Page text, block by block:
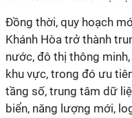
Đồng thời, quy hoạch
Khánh Hòa trở thành
nước, đô thị thông
khu vực, trong đó ưu
tầng số, trung tâm dữ
biển, năng lượng mới,